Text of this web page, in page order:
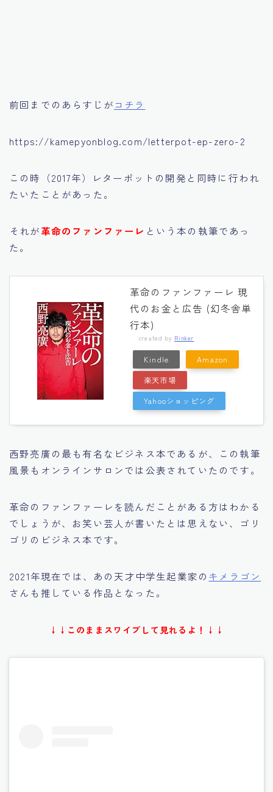
前回までのあらすじが コチラ
https://kamepyonblog.com/letterpot-ep-zero-2
この時（2017年）レターポットの開発と同時に行われ
たいたことがあった。
それが革命のファンファーレ という本の執筆であっ
た。
革命のファンファーレ 現
代のお金と広告 (幻冬舎単
行本)
created by Rinker
Kindle
Amazon
楽天市場
Yahooショッピング
西野亮廣の最も有名なビジネス本であるが、この執筆
風景もオンラインサロンでは公表されていたのです。
革命のファンファーレを読んだことがある方はわかる
でしょうが、お笑い芸人が書いたとは思えない、ゴリ
ゴリのビジネス本です。
2021年現在では、あの天才中学生起業家の キメラゴン
さんも推している作品となった。
↓↓このままスワイプして見れるよ！↓↓